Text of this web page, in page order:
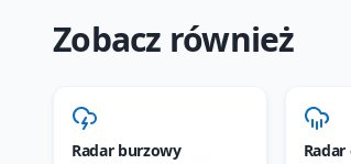
Zobacz również
Radar burzowy